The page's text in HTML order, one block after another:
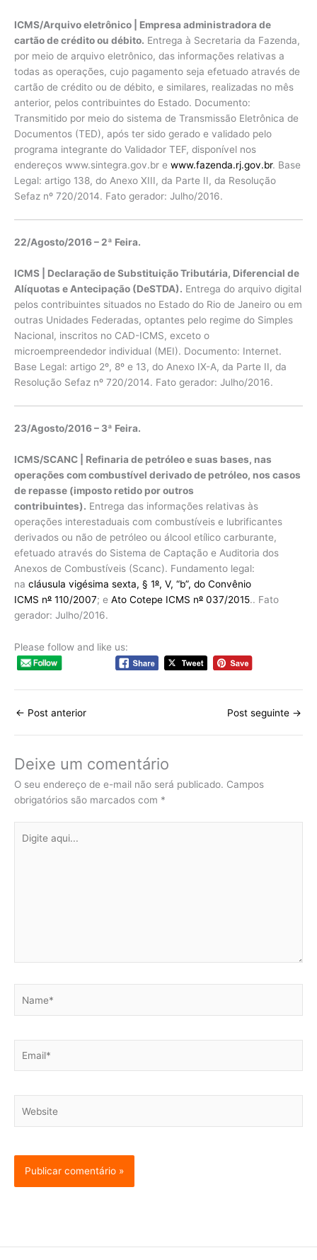
ICMS/Arquivo eletrônico | Empresa administradora de
cartão de crédito ou débito. Entrega à Secretaria da Fazenda,
por meio de arquivo eletrônico, das informações relativas a
todas as operações, cujo pagamento seja efetuado através de
cartão de crédito ou de débito, e similares, realizadas no mês
anterior, pelos contribuintes do Estado. Documento:
Transmitido por meio do sistema de Transmissão Eletrônica de
Documentos (TED), após ter sido gerado e validado pelo
programa integrante do Validador TEF, disponível nos
endereços www.sintegra.gov.br e www.fazenda.rj.gov.br. Base
Legal: artigo 138, do Anexo XIII, da Parte II, da Resolução
Sefaz nº 720/2014. Fato gerador: Julho/2016.
22/Agosto/2016 – 2ª Feira.
ICMS | Declaração de Substituição Tributária, Diferencial de
Alíquotas e Antecipação (DeSTDA). Entrega do arquivo digital
pelos contribuintes situados no Estado do Rio de Janeiro ou em
outras Unidades Federadas, optantes pelo regime do Simples
Nacional, inscritos no CAD-ICMS, exceto o
microempreendedor individual (MEI). Documento: Internet.
Base Legal: artigo 2º, 8º e 13, do Anexo IX-A, da Parte II, da
Resolução Sefaz nº 720/2014. Fato gerador: Julho/2016.
23/Agosto/2016 – 3ª Feira.
ICMS/SCANC | Refinaria de petróleo e suas bases, nas
operações com combustível derivado de petróleo, nos casos
de repasse (imposto retido por outros
contribuintes). Entrega das informações relativas às
operações interestaduais com combustíveis e lubrificantes
derivados ou não de petróleo ou álcool etílico carburante,
efetuado através do Sistema de Captação e Auditoria dos
Anexos de Combustíveis (Scanc). Fundamento legal:
na cláusula vigésima sexta, § 1º, V, “b”, do Convênio
ICMS nº 110/2007; e Ato Cotepe ICMS nº 037/2015.. Fato
gerador: Julho/2016.
Please follow and like us:
← Post anterior Post seguinte →
Deixe um comentário
O seu endereço de e-mail não será publicado. Campos
obrigatórios são marcados com *
aqui...